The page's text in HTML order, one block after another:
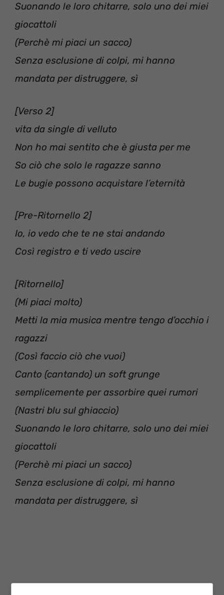
Suonando le loro chitarre, solo uno dei miei
giocattoli
(Perchè mi piaci un sacco)
Senza esclusione di colpi, mi hanno
mandata per distruggere, sì
[Verso 2]
vita da single di velluto
Non ho mai sentito che è giusta per me
So ciò che solo le ragazze sanno
Le bugie possono acquistare l’eternità
[Pre-Ritornello 2]
Io, io vedo che te ne stai andando
Così registro e ti vedo uscire
[Ritornello]
(Mi piaci molto)
Metti la mia musica mentre tengo d’occhio i
ragazzi
(Così faccio ciò che vuoi)
Canto (cantando) un soft grunge
semplicemente per assorbire quei rumori
(Nastri blu sul ghiaccio)
Suonando le loro chitarre, solo uno dei miei
giocattoli
(Perchè mi piaci un sacco)
Senza esclusione di colpi, mi hanno
mandata per distruggere, sì